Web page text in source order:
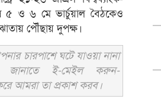
ও ৬ মে ভার্চুয়াল বৈঠকেও
পৌঁছায় দুপক্ষ।
চারপাশে ঘটে যাওয়া নানা
জানাতে ই-মেইল করুন-
আমরা তা প্রকাশ করব।